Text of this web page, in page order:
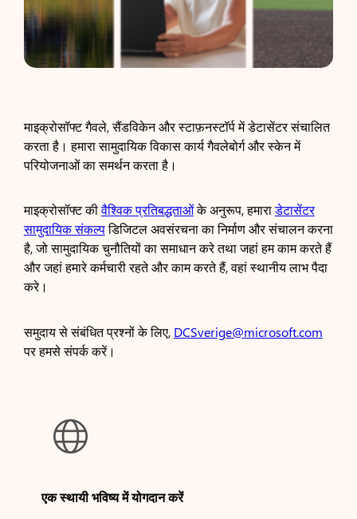
माइक्रोसॉफ्ट गैवले, सैंडविकेन और स्टाफ़नस्टॉर्प में डेटासेंटर संचालित
करता है। हमारा सामुदायिक विकास कार्य गैवलेबोर्ग और स्केन में
परियोजनाओं का समर्थन करता है।
माइक्रोसॉफ्ट कीवैश्विक प्रतिबद्धताओंके अनुरूप, हमाराडेटासेंटर
सामुदायिक संकल्पडिजिटल अवसंरचना का निर्माण और संचालन करना
है, जो सामुदायिक चुनौतियों का समाधान करे तथा जहां हम काम करते हैं
और जहां हमारे कर्मचारी रहते और काम करते हैं, वहां स्थानीय लाभ पैदा
करे।
समुदाय से संबंधित प्रश्नों के लिए, DCSverige@microsoft.com
पर हमसे संपर्क करें।

एक स्थायी भविष्य में योगदान करें